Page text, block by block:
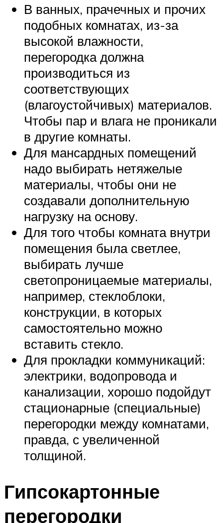
В ванных, прачечных и прочих
подобных комнатах, из-за
высокой влажности,
перегородка должна
производиться из
соответствующих
(влагоустойчивых) материалов.
Чтобы пар и влага не проникали
в другие комнаты.
Для мансардных помещений
надо выбирать нетяжелые
материалы, чтобы они не
создавали дополнительную
нагрузку на основу.
Для того чтобы комната внутри
помещения была светлее,
выбирать лучше
светопроницаемые материалы,
например, стеклоблоки,
конструкции, в которых
самостоятельно можно
вставить стекло.
Для прокладки коммуникаций:
электрики, водопровода и
канализации, хорошо подойдут
стационарные (специальные)
перегородки между комнатами,
правда, с увеличенной
толщиной.
Гипсокартонные
перегородки